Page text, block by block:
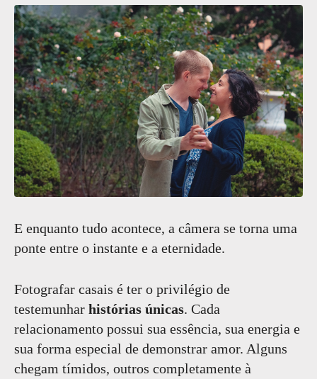
E enquanto tudo acontece, a câmera se torna uma
ponte entre o instante e a eternidade.
Fotografar casais é ter o privilégio de
testemunhar histórias únicas. Cada
relacionamento possui sua essência, sua energia e
sua forma especial de demonstrar amor. Alguns
chegam tímidos, outros completamente à